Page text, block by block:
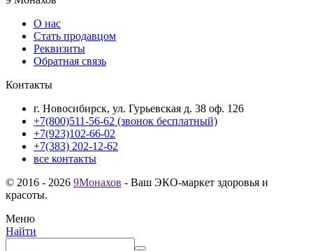
О нас
Стать продавцом
Реквизиты
Обратная связь
Контакты
г. Новосибирск, ул. Гурьевская д. 38 оф. 126
+7(800)511-56-62 (звонок бесплатный)
+7(923)102-66-02
+7(383) 202-12-62
все контакты
© 2016 - 2026 9Монахов - Ваш ЭКО-маркет здоровья и
красоты.
Меню
Найти